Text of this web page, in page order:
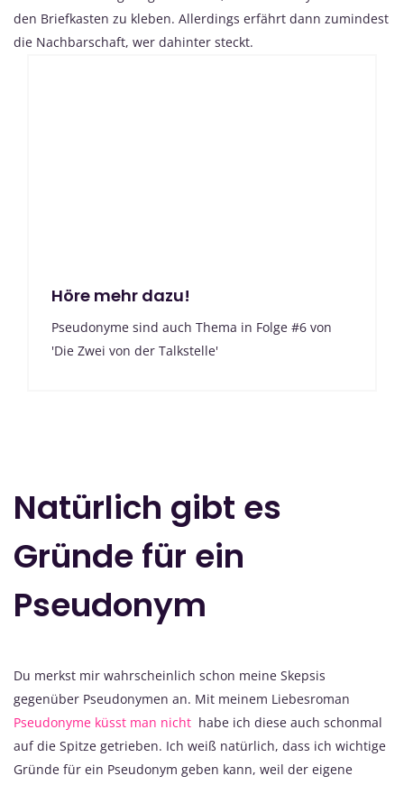
den Briefkasten zu kleben. Allerdings erfährt dann zumindest
die Nachbarschaft, wer dahinter steckt.
Höre mehr dazu!
Pseudonyme sind auch Thema in Folge #6 von
'Die Zwei von der Talkstelle'
Natürlich gibt es
Gründe für ein
Pseudonym
Du merkst mir wahrscheinlich schon meine Skepsis
gegenüber Pseudonymen an. Mit meinem Liebesroman
Pseudonyme küsst man nicht habe ich diese auch schonmal
auf die Spitze getrieben. Ich weiß natürlich, dass ich wichtige
Gründe für ein Pseudonym geben kann, weil der eigene